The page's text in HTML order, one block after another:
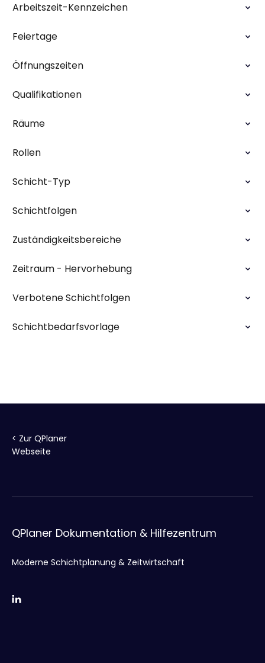
Arbeitszeit-Kennzeichen
Feiertage
Öffnungszeiten
Qualifikationen
Räume
Rollen
Schicht-Typ
Schichtfolgen
Zuständigkeitsbereiche
Zeitraum - Hervorhebung
Verbotene Schichtfolgen
Schichtbedarfsvorlage
< Zur QPlaner
Webseite
QPlaner Dokumentation & Hilfezentrum
Moderne Schichtplanung & Zeitwirtschaft